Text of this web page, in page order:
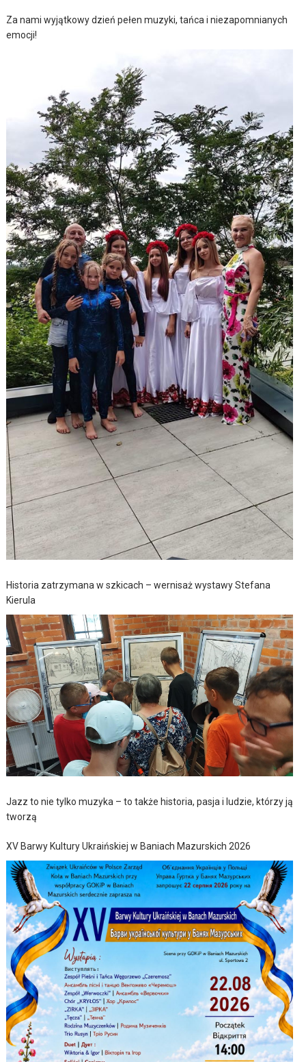
Za nami wyjątkowy dzień pełen muzyki, tańca i niezapomnianych
emocji!
Historia zatrzymana w szkicach – wernisaż wystawy Stefana
Kierula
Jazz to nie tylko muzyka – to także historia, pasja i ludzie, którzy ją
tworzą
XV Barwy Kultury Ukraińskiej w Baniach Mazurskich 2026